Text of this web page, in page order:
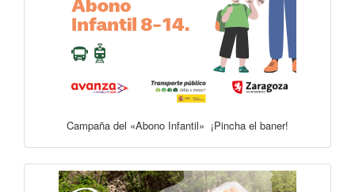
Campaña del «Abono Infantil» ¡Pincha el baner!